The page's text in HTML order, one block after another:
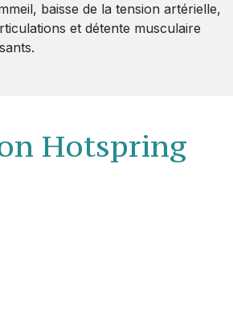
baisse de la tension artérielle,
et détente musculaire
Hotspring